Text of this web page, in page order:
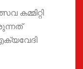
കമ്മിറ്റി